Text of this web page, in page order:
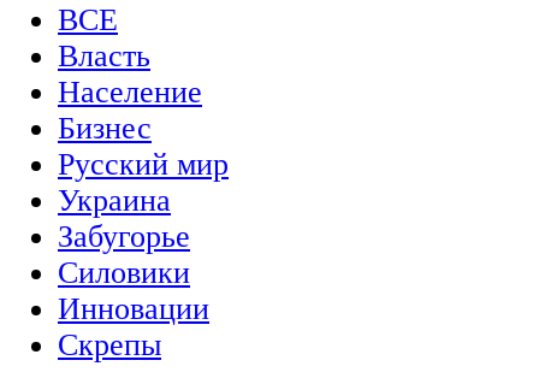
ВСЕ
Власть
Население
Бизнес
Русский мир
Украина
Забугорье
Силовики
Инновации
Скрепы